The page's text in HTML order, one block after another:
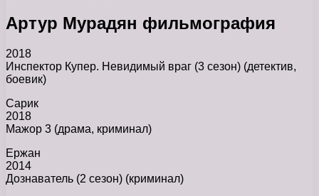
Артур Мурадян фильмография
2018
Инспектор Купер. Невидимый враг (3 сезон) (детектив,
боевик)
Сарик
2018
Мажор 3 (драма, криминал)
Ержан
2014
Дознаватель (2 сезон) (криминал)